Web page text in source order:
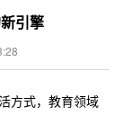
引擎
方式，教育领域